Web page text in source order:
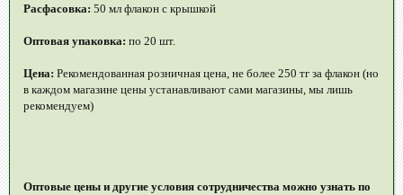
Расфасовка: 50 мл флакон с крышкой
Оптовая упаковка: по 20 шт.
Цена: Рекомендованная розничная цена, не более 250 тг за флакон (но
в каждом магазине цены устанавливают сами магазины, мы лишь
рекомендуем)
Оптовые цены и другие условия сотрудничества можно узнать по